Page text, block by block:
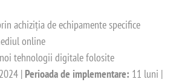
achiziția de echipamente specifice
online
tehnologii digitale folosite
| Perioada de implementare: 11 luni |